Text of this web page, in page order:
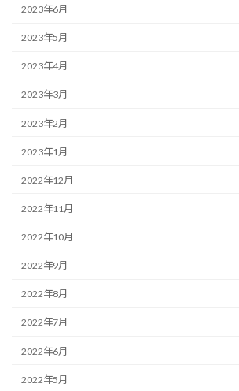
2023年6月
2023年5月
2023年4月
2023年3月
2023年2月
2023年1月
2022年12月
2022年11月
2022年10月
2022年9月
2022年8月
2022年7月
2022年6月
2022年5月